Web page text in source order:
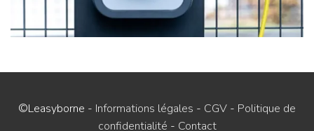
©Leasyborne - Informations légales - CGV - Politique de
confidentialité - Contact